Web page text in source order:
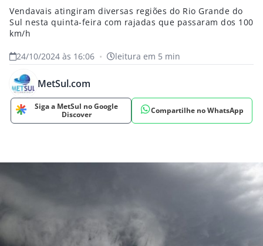
Vendavais atingiram diversas regiões do Rio Grande do
Sul nesta quinta-feira com rajadas que passaram dos 100
km/h
24/10/2024 às 16:06 • leitura em 5 min
MetSul.com
Siga a MetSul no Google
Discover
Compartilhe no WhatsApp